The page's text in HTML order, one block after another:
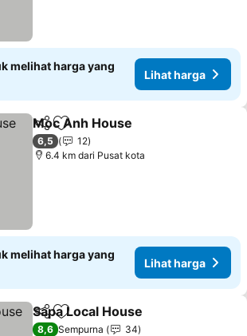
melihat harga yang
Lihat harga
BagikanTambahkan ke favorit
Moc Anh House
6,5
12
6.4 km dari Pusat kota
melihat harga yang
Lihat harga
BagikanTambahkan ke favorit
Sapa Local House
8,6 Sempurna
34